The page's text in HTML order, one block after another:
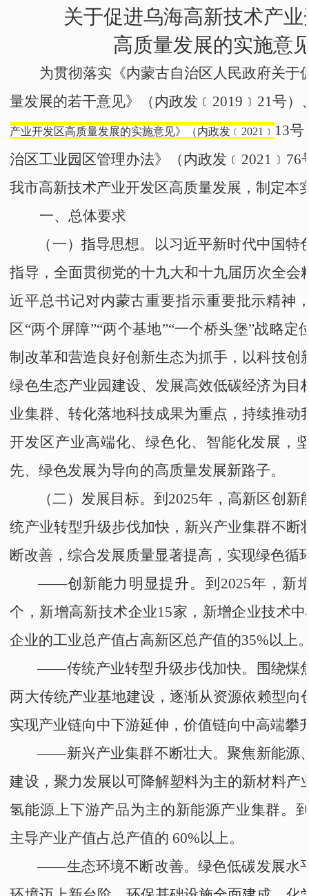
关于促进乌海高新技术产业
高质量发展的实施意
为贯彻落实《内蒙古自治区人民政府关于
量发展的若干意见》
（内政发﹝2019﹞21号）
产业开发区高质量发展的实施意见》（内政发﹝2021﹞ 13号
治区工业园区管理办法》
（内政发﹝2021﹞76
我市高新技术产业开发区高质量发展，制定本
一、 总体要求
（一）指导思想。
以习近平新时代中国特
指导， 全面贯彻党的十九大和十九届历次全会
近平总书记对内蒙古重要指示重要批示精神
区“两个屏障”“两个基地”“一个桥头堡”战略定
制改革和营造良好创新生态为抓手，以科技创
绿色生态产业园建设、 发展高效低碳经济为目
业集群、转化落地科技成果为重点 ，持续推动
开发区产业高端化、绿色化、智能化发展，
先、绿色发展为导向的高质量发展新路子。
（二）发展目标。到2025年， 高新区创新
统产业转型升级步伐加快，新兴产业集群不断
断改善，综合发展质量显著提高，实现绿色循
——创新能力明显提升。到2025年，新
个，新增高新技术企业15家，新增企业技术
企业的工业总产值占高新区总产值的35%以上
——传统产业转型升级步伐加快。围绕煤
两大传统产业基地建设，逐渐从资源依赖型向
实现产业链向中下游延伸，价值链向中高端攀
——新兴产业集群不断壮大。聚焦新能源
建设，聚力发展以可降解塑料为主的新材料产
氢能源上下游产品为主的新能源产业集群。
主导产业产值占总产值的 60%以上。
——生态环境不断改善。绿色低碳发展水